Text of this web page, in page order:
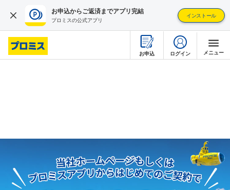
お申込からご返済までアプリ完結
プロミスの公式アプリ
インストール
お申込 ログイン メニュー
疑問・不安を解消する
店舗・ATMを探す